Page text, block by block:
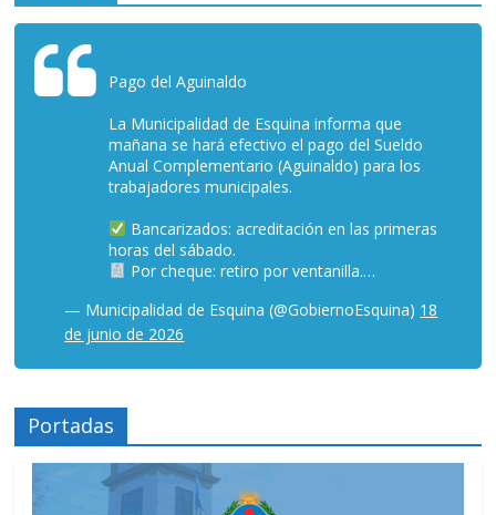
Pago del Aguinaldo
La Municipalidad de Esquina informa que
mañana se hará efectivo el pago del Sueldo
Anual Complementario (Aguinaldo) para los
trabajadores municipales.
Bancarizados: acreditación en las primeras
horas del sábado.
Por cheque: retiro por ventanilla.…
— Municipalidad de Esquina (@GobiernoEsquina) 18
de junio de 2026
Portadas